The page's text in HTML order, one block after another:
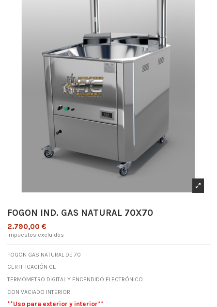
FOGON IND. GAS NATURAL 70X70
2.790,00 €
Impuestos excluidos
FOGON GAS NATURAL DE 70
CERTIFICACIÓN CE
TERMOMETRO DIGITAL Y ENCENDIDO ELECTRÓNICO
CON VACIADO INTERIOR
**Uso para exterior y interior**